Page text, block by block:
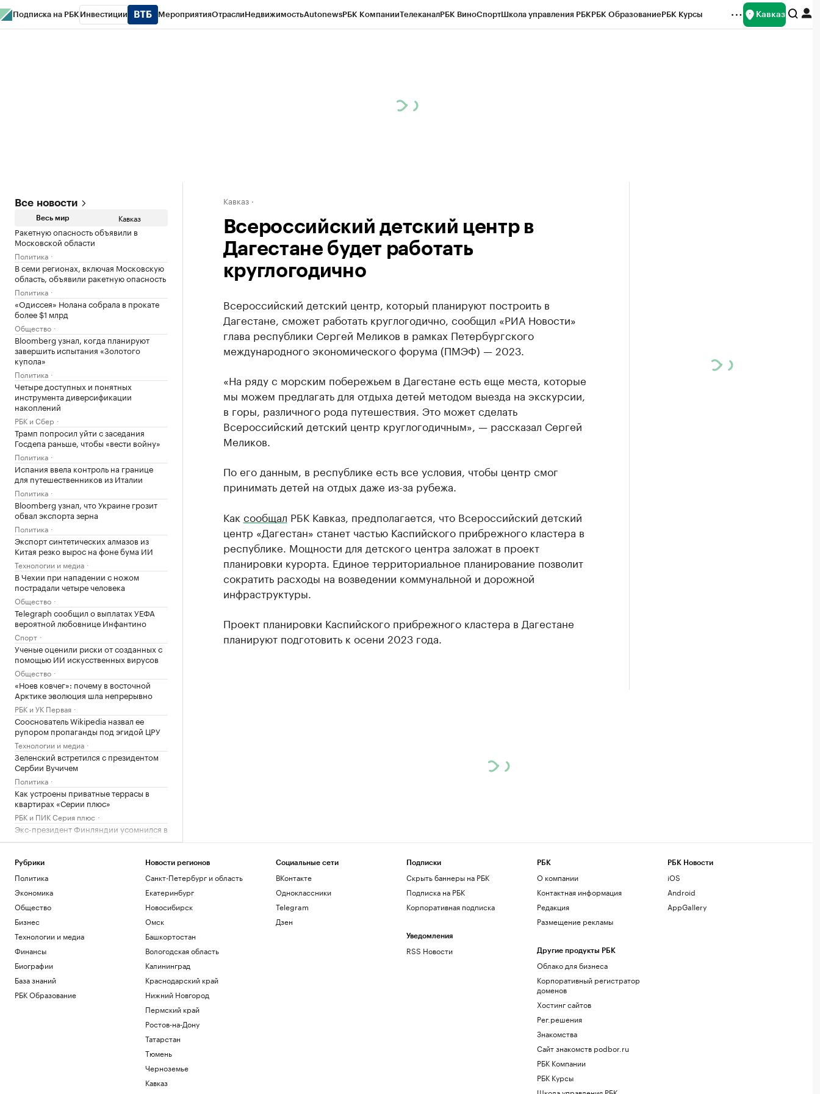
Подписка на РБК Инвестиции МероприятияОтраслиНедвижимостьAutonewsРБК КомпанииТелеканалРБК ВиноСпортШкола управления РБКРБК ОбразованиеРБК Курсы Кавказ
Все новости
Весь мир Кавказ
Ракетную опасность объявили в
Московской области
Политика
В семи регионах, включая Московскую
область, объявили ракетную опасность
Политика
«Одиссея» Нолана собрала в прокате
более $1 млрд
Общество
Bloomberg узнал, когда планируют
завершить испытания «Золотого
купола»
Политика
Четыре доступных и понятных
инструмента диверсификации
накоплений
РБК и Сбер
Трамп попросил уйти с заседания
Госдепа раньше, чтобы «вести войну»
Политика
Испания ввела контроль на границе
для путешественников из Италии
Политика
Bloomberg узнал, что Украине грозит
обвал экспорта зерна
Политика
Экспорт синтетических алмазов из
Китая резко вырос на фоне бума ИИ
Технологии и медиа
В Чехии при нападении с ножом
пострадали четыре человека
Общество
Telegraph сообщил о выплатах УЕФА
вероятной любовнице Инфантино
Спорт
Ученые оценили риски от созданных с
помощью ИИ искусственных вирусов
Общество
«Ноев ковчег»: почему в восточной
Арктике эволюция шла непрерывно
РБК и УК Первая
Сооснователь Wikipedia назвал ее
рупором пропаганды под эгидой ЦРУ
Технологии и медиа
Зеленский встретился с президентом
Сербии Вучичем
Политика
Как устроены приватные террасы в
квартирах «Серии плюс»
РБК и ПИК Серия плюс
Экс-президент Финляндии усомнился в
сценарии нападения России на НАТО
Глава «Эксмо» назвал книгу, которая
поможет стать «лучшей версией себя»
Мадьяр ответил на вопрос, останется
ли «Росатом» подрядчиком на
«Пакш-2»
Политика
Росфинмониторинг рассказал, как
помог выявить криптомошенников в
Москве
Политика
Кавказ
Всероссийский детский центр в
Дагестане будет работать
круглогодично
Всероссийский детский центр, который планируют построить в
Дагестане, сможет работать круглогодично, сообщил «РИА Новости»
глава республики Сергей Меликов в рамках Петербургского
международного экономического форума (ПМЭФ) — 2023.
«На ряду с морским побережьем в Дагестане есть еще места, которые
мы можем предлагать для отдыха детей методом выезда на экскурсии,
в горы, различного рода путешествия. Это может сделать
Всероссийский детский центр круглогодичным», — рассказал Сергей
Меликов.
По его данным, в республике есть все условия, чтобы центр смог
принимать детей на отдых даже из-за рубежа.
Как сообщал РБК Кавказ, предполагается, что Всероссийский детский
центр «Дагестан» станет частью Каспийского прибрежного кластера в
республике. Мощности для детского центра заложат в проект
планировки курорта. Единое территориальное планирование позволит
сократить расходы на возведении коммунальной и дорожной
инфраструктуры.
Проект планировки Каспийского прибрежного кластера в Дагестане
планируют подготовить к осени 2023 года.
Рубрики
Политика
Экономика
Общество
Бизнес
Технологии и медиа
Финансы
Биографии
База знаний
РБК Образование
Новости регионов
Санкт-Петербург и область
Екатеринбург
Новосибирск
Омск
Башкортостан
Вологодская область
Калининград
Краснодарский край
Нижний Новгород
Пермский край
Ростов-на-Дону
Татарстан
Тюмень
Черноземье
Кавказ
Социальные сети
ВКонтакте
Одноклассники
Telegram
Дзен
Подписки
Скрыть баннеры на РБК
Подписка на РБК
Корпоративная подписка
Уведомления
RSS Новости
РБК
О компании
Контактная информация
Редакция
Размещение рекламы
Другие продукты РБК
Облако для бизнеса
Корпоративный регистратор
доменов
Хостинг сайтов
Рег.решения
Знакомства
Сайт знакомств podbor.ru
РБК Компании
РБК Курсы
РБК Новости
iOS
Android
AppGallery